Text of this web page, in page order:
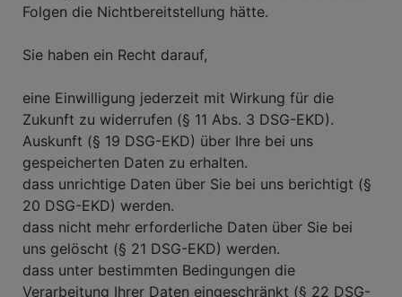
Folgen die Nichtbereitstellung hätte.
Sie haben ein Recht darauf,
eine Einwilligung jederzeit mit Wirkung für die
Zukunft zu widerrufen (§ 11 Abs. 3 DSG-EKD).
Auskunft (§ 19 DSG-EKD) über Ihre bei uns
gespeicherten Daten zu erhalten.
dass unrichtige Daten über Sie bei uns berichtigt (§
20 DSG-EKD) werden.
dass nicht mehr erforderliche Daten über Sie bei
uns gelöscht (§ 21 DSG-EKD) werden.
dass unter bestimmten Bedingungen die
Verarbeitung Ihrer Daten eingeschränkt (§ 22 DSG-